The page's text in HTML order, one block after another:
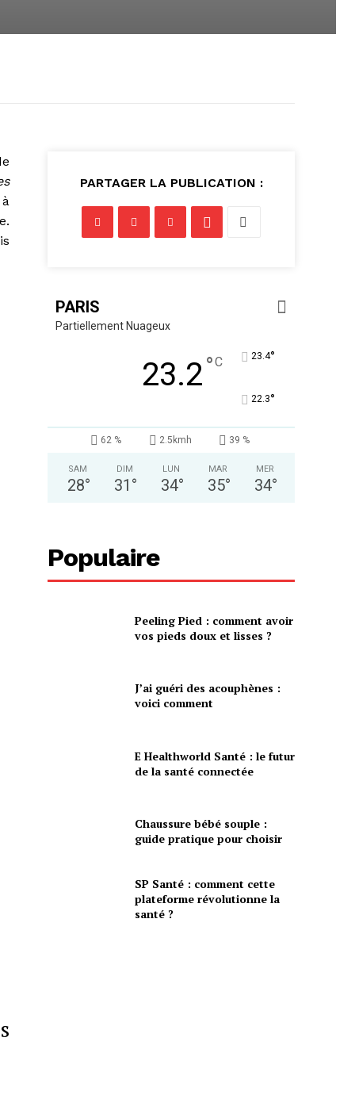
PARTAGER LA PUBLICATION :
PARIS
Partiellement Nuageux
23.2°C 23.4°
22.3°
62 % 2.5kmh 39 %
SAM
28°
DIM
31 °
LUN
34°
MAR
35°
MER
34°
Populaire
Peeling Pied : comment avoir
vos pieds doux et lisses ?
J’ai guéri des acouphènes :
voici comment
E Healthworld Santé : le futur
de la santé connectée
Chaussure bébé souple :
guide pratique pour choisir
SP Santé : comment cette
plateforme révolutionne la
santé ?